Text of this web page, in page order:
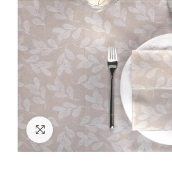
Clicca per ingrandire